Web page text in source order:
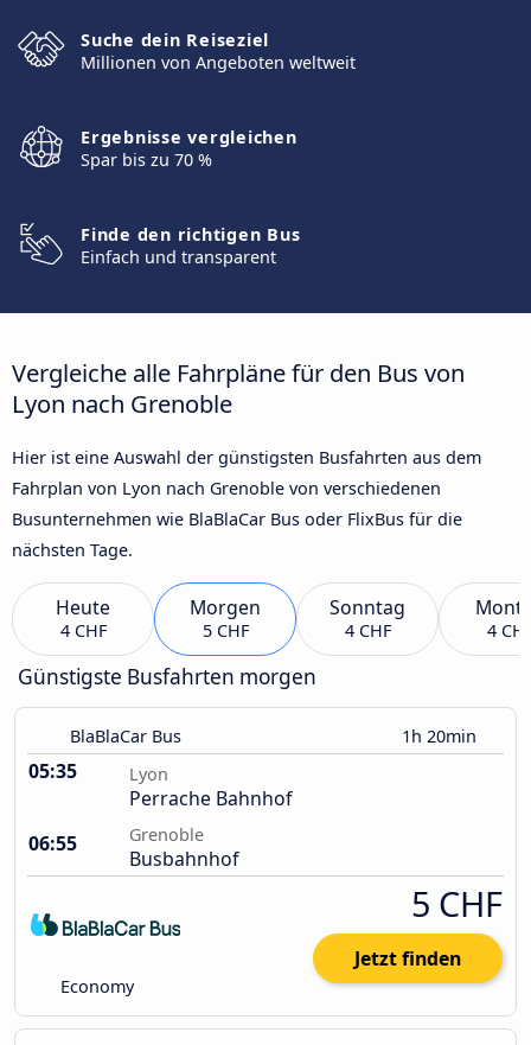
Suche dein Reiseziel
Millionen von Angeboten weltweit
Ergebnisse vergleichen
Spar bis zu 70 %
Finde den richtigen Bus
Einfach und transparent
Vergleiche alle Fahrpläne für den Bus von
Lyon nach Grenoble
Hier ist eine Auswahl der günstigsten Busfahrten aus dem
Fahrplan von Lyon nach Grenoble von verschiedenen
Busunternehmen wie BlaBlaCar Bus oder FlixBus für die
nächsten Tage.
Heute
4 CHF
Morgen
5 CHF
Sonntag
4 CHF 4
Günstigste Busfahrten morgen
BlaBlaCar Bus 1h 20min
05:35 Lyon
Perrache Bahnhof
06:55
Grenoble
Busbahnhof
Economy
5 CHF
Jetzt finden